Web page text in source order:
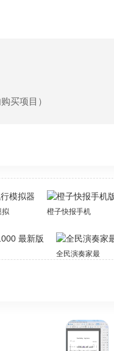
买项目）
器 橙子快报手机版
版 全民演奏家最新版